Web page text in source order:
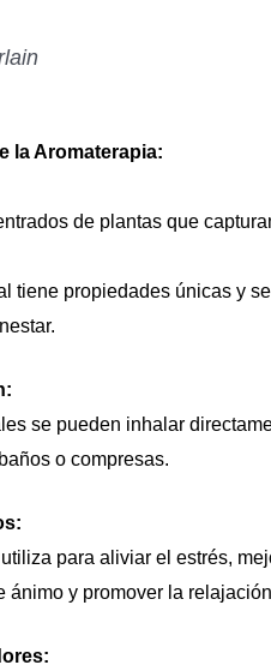
la Aromaterapia:
de plantas que
tiene propiedades únicas y
se pueden inhalar
o compresas.
para aliviar el estrés,
ánimo y promover la